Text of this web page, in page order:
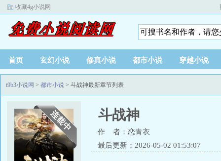
收藏4g小说网
首页 玄幻小说 修真小说 都市小说 穿越小说
t9b3小说网 > 都市小说 > 斗战神最新章节列表
斗战神
作 者：恋青衣
最后更新：2026-05-02 01:53:07